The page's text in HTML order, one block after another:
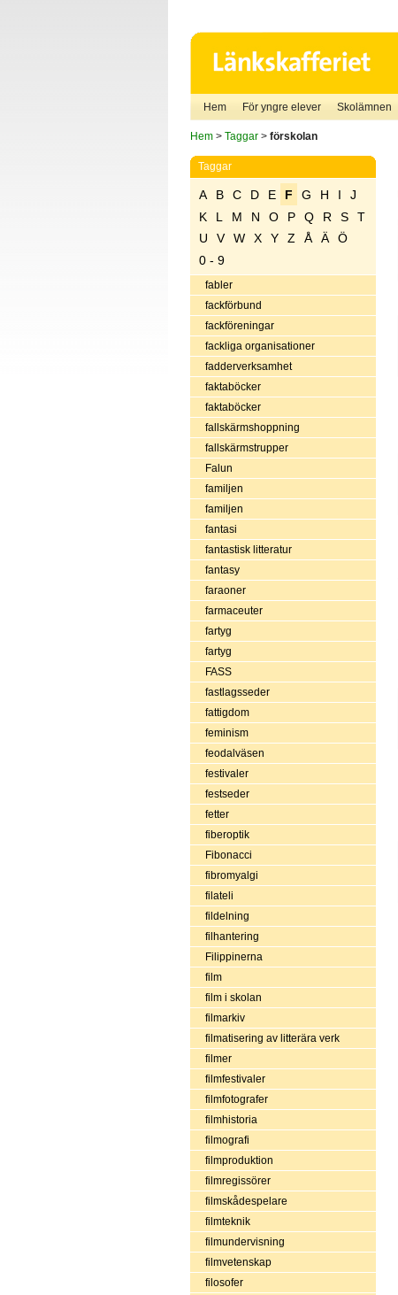
Hem För yngre elever Skolämnen
Hem> Taggar> förskolan
Taggar
A B C D E F G H I
J
K
L M N O P Q R S
T
U
V W X Y Z Å Ä
Ö
0 - 9
fabler
fackförbund
fackföreningar
fackliga organisationer
fadderverksamhet
faktaböcker
faktaböcker
fallskärmshoppning
fallskärmstrupper
Falun
familjen
familjen
fantasi
fantastisk litteratur
fantasy
faraoner
farmaceuter
fartyg
fartyg
FASS
fastlagsseder
fattigdom
feminism
feodalväsen
festivaler
festseder
fetter
fiberoptik
Fibonacci
fibromyalgi
filateli
fildelning
filhantering
Filippinerna
film
film i skolan
filmarkiv
filmatisering av litterära verk
filmer
filmfestivaler
filmfotografer
filmhistoria
filmografi
filmproduktion
filmregissörer
filmskådespelare
filmteknik
filmundervisning
filmvetenskap
filosofer